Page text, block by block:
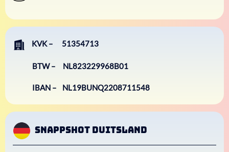
KVK – 51354713
BTW – NL823229968B01
IBAN – NL19BUNQ2208711548
Snappshot Duitsland